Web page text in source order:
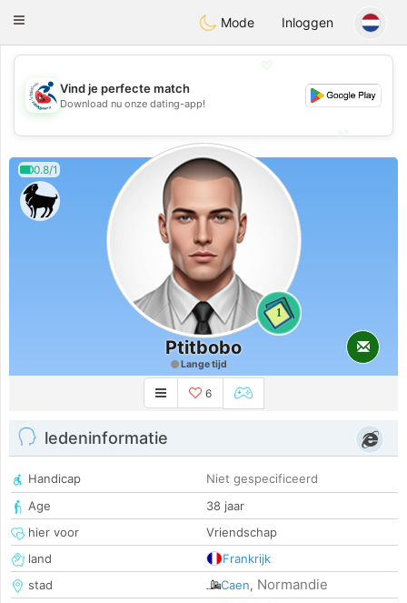
Handi Space
Toggle
Mode Inloggen
💖
💕
Vind je perfecte match
Download nu onze dating-app!
0.8/1
1
Ptitbobo
Lange tijd
6
ledeninformatie
Handicap
Niet gespecificeerd
Age
38 jaar
hier voor
Vriendschap
land
Frankrijk
stad
Caen, Normandie